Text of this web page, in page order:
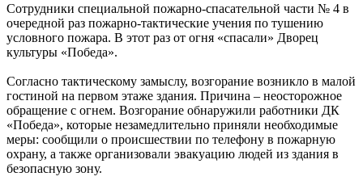
Сотрудники специальной пожарно-спасательной части № 4 в
очередной раз пожарно-тактические учения по тушению
условного пожара. В этот раз от огня «спасали» Дворец
культуры «Победа».
Согласно тактическому замыслу, возгорание возникло в малой
гостиной на первом этаже здания. Причина – неосторожное
обращение с огнем. Возгорание обнаружили работники ДК
«Победа», которые незамедлительно приняли необходимые
меры: сообщили о происшествии по телефону в пожарную
охрану, а также организовали эвакуацию людей из здания в
безопасную зону.